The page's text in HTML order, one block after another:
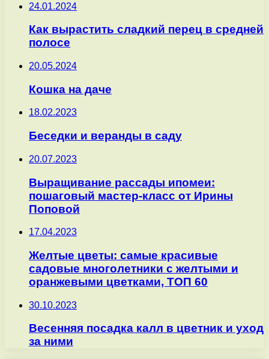
24.01.2024
Как вырастить сладкий перец в средней
полосе
20.05.2024
Кошка на даче
18.02.2023
Беседки и веранды в саду
20.07.2023
Выращивание рассады ипомеи:
пошаговый мастер-класс от Ирины
Поповой
17.04.2023
Желтые цветы: самые красивые
садовые многолетники с желтыми и
оранжевыми цветками, ТОП 60
30.10.2023
Весенняя посадка калл в цветник и уход
за ними